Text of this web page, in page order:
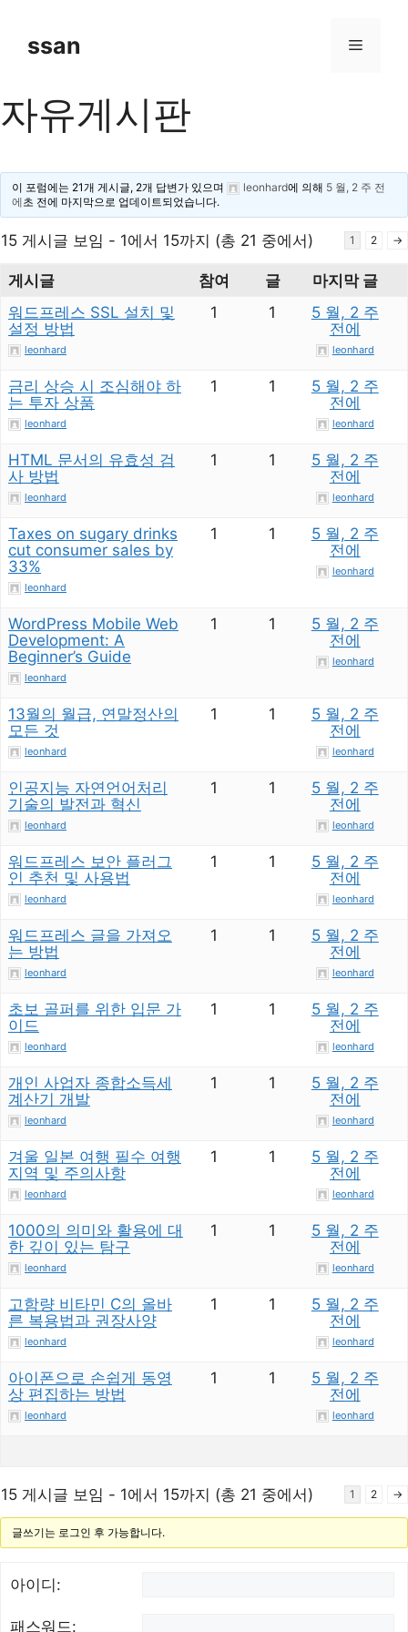
contentssan Menu
자유게시판
이 포럼에는 21개 게시글, 2개 답변가 있으며 leonhard에 의해 5 월, 2 주 전
에초 전에 마지막으로 업데이트되었습니다.
15 게시글 보임 - 1에서 15까지 (총 21 중에서) 1 2 →
게시글 참여 글
마지막 글
워드프레스 SSL 설치 및
설정 방법
leonhard
1 1
5 월, 2 주
전에
leonhard
금리 상승 시 조심해야 하
는 투자 상품
leonhard
1 1
5 월, 2 주
전에
leonhard
HTML 문서의 유효성 검
사 방법
leonhard
1 1
5 월, 2 주
전에
leonhard
Taxes on sugary drinks
cut consumer sales by
33%
leonhard
1 1
5 월, 2 주
전에
leonhard
WordPress Mobile Web
Development: A
Beginner’s Guide
leonhard
1 1
5 월, 2 주
전에
leonhard
13월의 월급, 연말정산의
모든 것
leonhard
1 1
5 월, 2 주
전에
leonhard
인공지능 자연언어처리
기술의 발전과 혁신
leonhard
1 1
5 월, 2 주
전에
leonhard
워드프레스 보안 플러그
인 추천 및 사용법
leonhard
1 1
5 월, 2 주
전에
leonhard
워드프레스 글을 가져오
는 방법
leonhard
1 1
5 월, 2 주
전에
leonhard
초보 골퍼를 위한 입문 가
이드
leonhard
1 1
5 월, 2 주
전에
leonhard
개인 사업자 종합소득세
계산기 개발
leonhard
1 1
5 월, 2 주
전에
leonhard
겨울 일본 여행 필수 여행
지역 및 주의사항
leonhard
1 1
5 월, 2 주
전에
leonhard
1000의 의미와 활용에 대
한 깊이 있는 탐구
leonhard
1 1
5 월, 2 주
전에
leonhard
고함량 비타민 C의 올바
른 복용법과 권장사양
leonhard
1 1
5 월, 2 주
전에
leonhard
아이폰으로 손쉽게 동영
상 편집하는 방법
leonhard
1 1
5 월, 2 주
전에
leonhard
15 게시글 보임 - 1에서 15까지 (총 21 중에서) 1 2 →
글쓰기는 로그인 후 가능합니다.
아이디:
패스워드: